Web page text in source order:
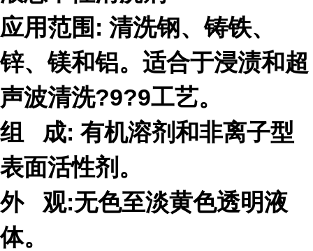
应用范围: 清洗钢、铸铁、
锌、镁和铝。适合于浸渍和超
声波清洗?9?9工艺。
组 成: 有机溶剂和非离子型
表面活性剂。
外 观:无色至淡黄色透明液
体。